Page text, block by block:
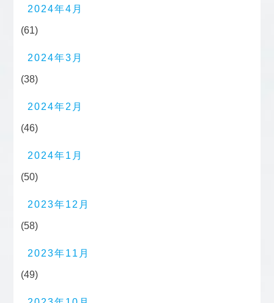
2024年4月
(61)
2024年3月
(38)
2024年2月
(46)
2024年1月
(50)
2023年12月
(58)
2023年11月
(49)